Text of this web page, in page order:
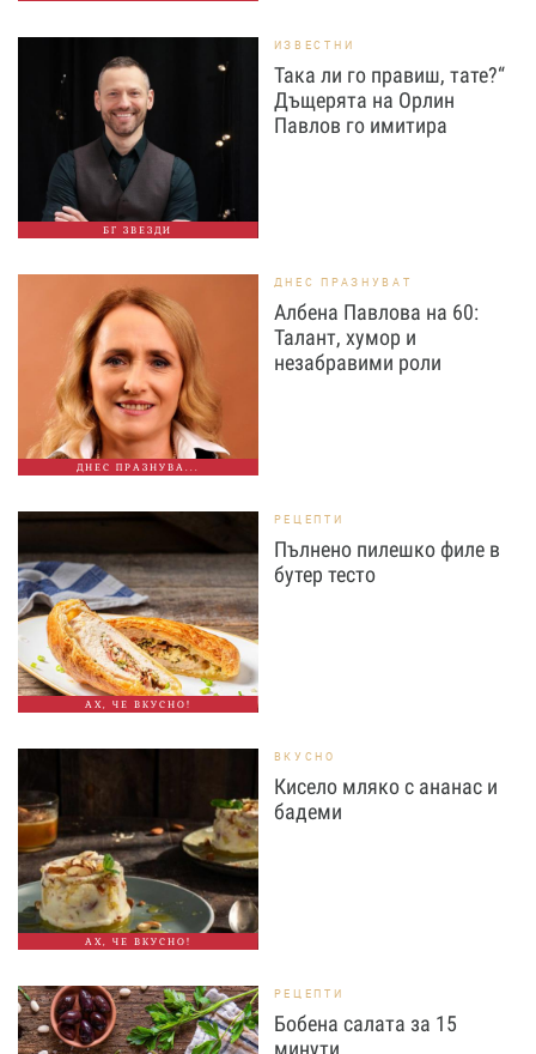
БГ ЗВЕЗДИ
ИЗВЕСТНИ
Така ли го правиш, тате?“
Дъщерята на Орлин
Павлов го имитира
ДНЕС ПРАЗНУВА...
ДНЕС ПРАЗНУВАТ
Албена Павлова на 60:
Талант, хумор и
незабравими роли
АХ, ЧЕ ВКУСНО!
РЕЦЕПТИ
Пълнено пилешко филе в
бутер тесто
АХ, ЧЕ ВКУСНО!
ВКУСНО
Кисело мляко с ананас и
бадеми
РЕЦЕПТИ
Бобена салата за 15
минути